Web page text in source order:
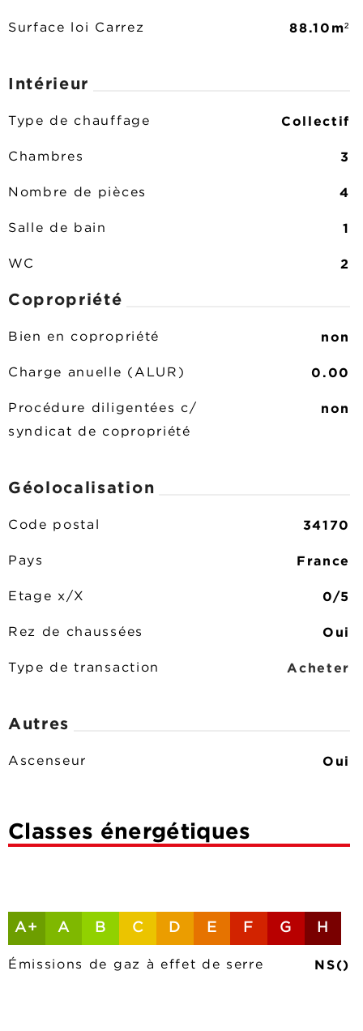
Surface loi Carrez 88.10m²
Intérieur
Type de chauffage Collectif
Chambres 3
Nombre de pièces 4
Salle de bain 1
WC 2
Copropriété
Bien en copropriété non
Charge anuelle (ALUR) 0.00
Procédure diligentées c/
syndicat de copropriété
non
Géolocalisation
Code postal 34170
Pays France
Etage x/X 0/5
Rez de chaussées Oui
Type de transaction Acheter
Autres
Ascenseur Oui
Classes énergétiques
A+ A B C D E F G H
Émissions de gaz à effet de serre NS()